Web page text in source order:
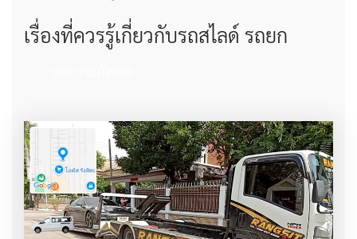
เรื่องที่ควรรู้เกี่ยวกับรถสไลด์ รถยก